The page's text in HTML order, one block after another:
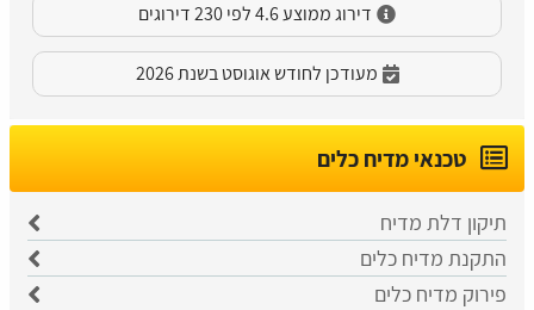
דירוג ממוצע 4.6 לפי 230 דירוגים
מעודכן לחודש אוגוסט בשנת 2026
טכנאי מדיח כלים
תיקון דלת מדיח
התקנת מדיח כלים
פירוק מדיח כלים